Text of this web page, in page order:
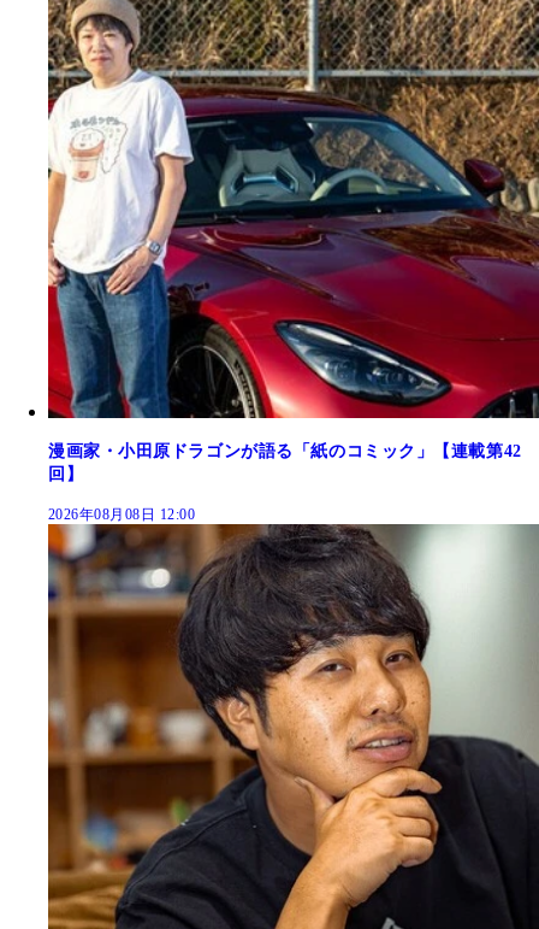
漫画家・小田原ドラゴンが語る「紙のコミック」【連載第42
回】
2026年08月08日 12:00